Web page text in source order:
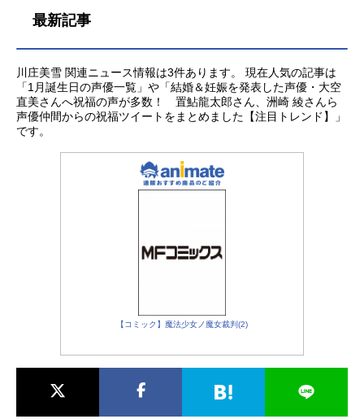
なら、ヴォルデモートは、分霊箱を
上回る究極の力を手に入れてしまう
かもしれない・・・・・。ハリーは
まったく知らないが、彼の未来は、
れているのだ。“生き残った男の子”に
なった日に、ハリーの運命は決まっ
最新記事
川庄美雪 関連ニュース情報は3件あります。 現在人気の記事は
「1月誕生日の声優一覧」や「結婚＆妊娠を発表した声優・大空
直美さんへ祝福の声が多数！ 置鮎龍太郎さん、洲崎 綾さんら
声優仲間からの祝福ツイートをまとめました【注目トレンド】」
です。
【コミック】魔法少女ノ魔女裁判(2)